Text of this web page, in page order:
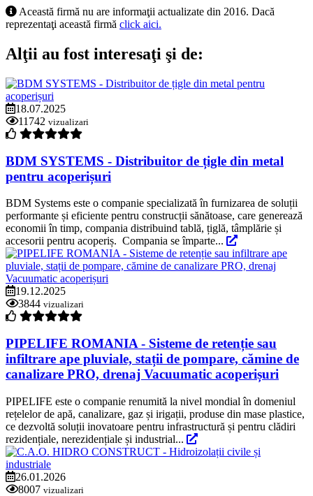
Această firmă nu are informaţii actualizate din 2016. Dacă
reprezentaţi această firmă click aici.
Alţii au fost interesaţi şi de:
18.07.2025
11742 vizualizari
BDM SYSTEMS - Distribuitor de țigle din metal
pentru acoperișuri
BDM Systems este o companie specializată în furnizarea de soluții
performante și eficiente pentru construcții sănătoase, care generează
economii în timp, compania distribuind tablă, țiglă, tâmplărie și
accesorii pentru acoperiș. Compania se împarte...
19.12.2025
3844 vizualizari
PIPELIFE ROMANIA - Sisteme de retenție sau
infiltrare ape pluviale, stații de pompare, cămine de
canalizare PRO, drenaj Vacuumatic acoperișuri
PIPELIFE este o companie renumită la nivel mondial în domeniul
rețelelor de apă, canalizare, gaz și irigații, produse din mase plastice,
ce dezvoltă soluții inovatoare pentru infrastructură și pentru clădiri
rezidențiale, nerezidențiale și industrial...
26.01.2026
8007 vizualizari